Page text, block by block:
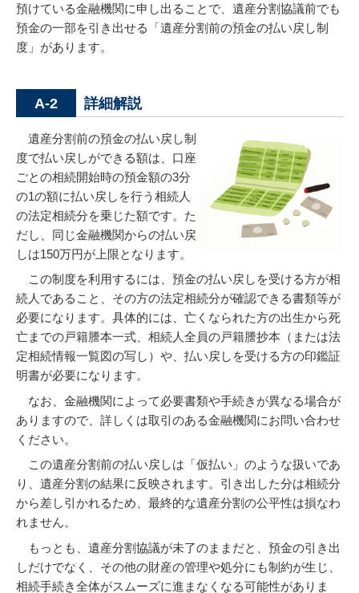
預けている金融機関に申し出ることで、遺産分割協議前でも
預金の一部を引き出せる「遺産分割前の預金の払い戻し制
度」があります。
A-2 詳細解説
遺産分割前の預金の払い戻し制
度で払い戻しができる額は、口座
ごとの相続開始時の預金額の3分
の1の額に払い戻しを行う相続人
の法定相続分を乗じた額です。た
だし、同じ金融機関からの払い戻
しは150万円が上限となります。
この制度を利用するには、預金の払い戻しを受ける方が相
続人であること、その方の法定相続分が確認できる書類等が
必要になります。具体的には、亡くなられた方の出生から死
亡までの戸籍謄本一式、相続人全員の戸籍謄抄本（または法
定相続情報一覧図の写し）や、払い戻しを受ける方の印鑑証
明書が必要になります。
なお、金融機関によって必要書類や手続きが異なる場合が
ありますので、詳しくは取引のある金融機関にお問い合わせ
ください。
この遺産分割前の払い戻しは「仮払い」のような扱いであ
り、遺産分割の結果に反映されます。引き出した分は相続分
から差し引かれるため、最終的な遺産分割の公平性は損なわ
れません。
もっとも、遺産分割協議が未了のままだと、預金の引き出
しだけでなく、その他の財産の管理や処分にも制約が生じ、
相続手続き全体がスムーズに進まなくなる可能性がありま